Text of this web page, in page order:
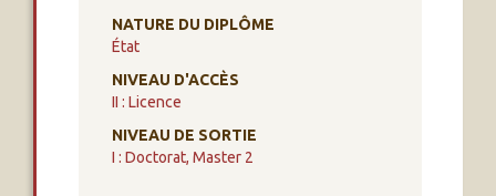
NATURE DU DIPLÔME
État
NIVEAU D'ACCÈS
II : Licence
NIVEAU DE SORTIE
I : Doctorat, Master 2